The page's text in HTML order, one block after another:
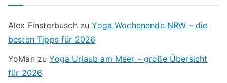
Alex FinsterbuschzuYoga Wochenende NRW – die
besten Tipps für 2026
YoManzuYoga Urlaub am Meer – große Übersicht
für 2026